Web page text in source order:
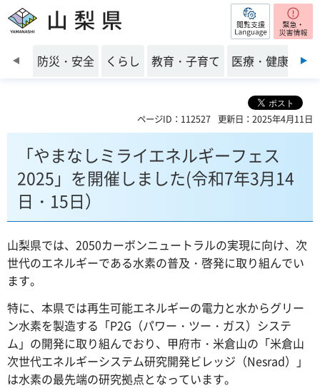
山梨県 閲覧支援
前のスライドを表示
防災・安全 くらし 教育・子育て 医療・健康・福
ページID：112527 更新日：2025年4月11日
「やまなしミライエネルギーフェス
2025」を開催しました(令和7年3月14
日・15日）
山梨県では、2050カーボンニュートラルの実現に向け、次
世代のエネルギーである水素の普及・啓発に取り組んでい
ます。
特に、本県では再生可能エネルギーの電力と水からグリー
ン水素を製造する「P2G（パワー・ツー・ガス）システ
ム」の開発に取り組んでおり、甲府市・米倉山の「米倉山
次世代エネルギーシステム研究開発ビレッジ（Nesrad）」
は水素の最先端の研究拠点となっています。